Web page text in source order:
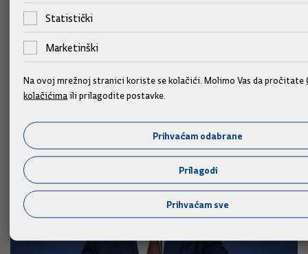
Statistički
Marketinški
Na ovoj mrežnoj stranici koriste se kolačići. Molimo Vas da pročitate
kolačićima ili prilagodite postavke.
Prihvaćam odabrane
Prilagodi
Prihvaćam sve